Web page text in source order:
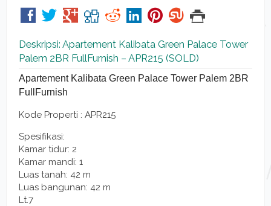
Deskripsi: Apartement Kalibata Green Palace Tower
Palem 2BR FullFurnish – APR215 (SOLD)
Apartement Kalibata Green Palace Tower Palem 2BR
FullFurnish
Kode Properti : APR215
Spesifikasi:
Kamar tidur: 2
Kamar mandi: 1
Luas tanah: 42 m
Luas bangunan: 42 m
Lt.7